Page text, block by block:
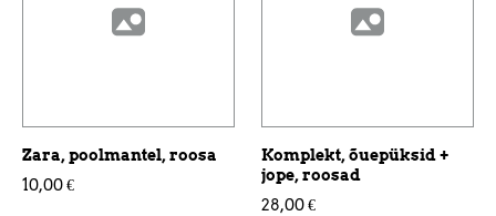
Zara, poolmantel, roosa
10,00 €
Komplekt, õuepüksid +
jope, roosad
28,00 €